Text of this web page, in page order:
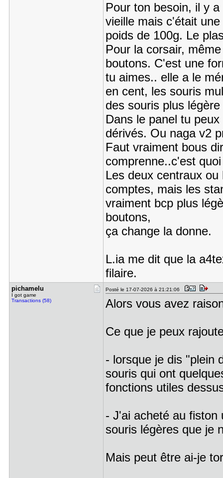
Pour ton besoin, il y
vieille mais c'était
poids de 100g. Le
Pour la corsair,
boutons. C'est une
tu aimes.. elle a le
en cent, les souris
des souris plus
Dans le panel tu
dérivés. Ou naga v2
Faut vraiment bous
comprenne..c'est
Les deux centraux
comptes, mais les
vraiment bcp plus
boutons,
ça change la donne.
L.ia me dit que la
filaire.
pichamelu
I got game
Transactions (58)
Posté le 17-07-2026 à 21:21:06
Alors vous avez
Ce que je peux
- lorsque je dis "plein
souris qui ont
fonctions utiles
- J'ai acheté au fiston
souris légères que
Mais peut être ai-je